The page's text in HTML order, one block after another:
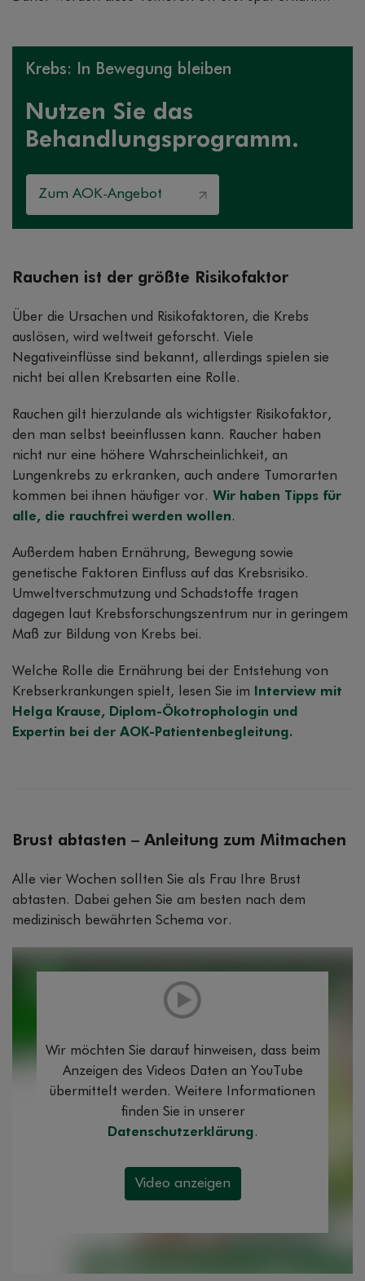
Krebs: In Bewegung bleiben
Nutzen Sie das
Behandlungsprogramm.
Zum AOK-Angebot
Rauchen ist der größte Risikofaktor
Über die Ursachen und Risikofaktoren, die Krebs
auslösen, wird weltweit geforscht. Viele
Negativeinflüsse sind bekannt, allerdings spielen sie
nicht bei allen Krebsarten eine Rolle.
Rauchen gilt hierzulande als wichtigster Risikofaktor,
den man selbst beeinflussen kann. Raucher haben
nicht nur eine höhere Wahrscheinlichkeit, an
Lungenkrebs zu erkranken, auch andere Tumorarten
kommen bei ihnen häufiger vor. Wir haben Tipps für
alle, die rauchfrei werden wollen.
Außerdem haben Ernährung, Bewegung sowie
genetische Faktoren Einfluss auf das Krebsrisiko.
Umweltverschmutzung und Schadstoffe tragen
dagegen laut Krebsforschungszentrum nur in geringem
Maß zur Bildung von Krebs bei.
Welche Rolle die Ernährung bei der Entstehung von
Krebserkrankungen spielt, lesen Sie im
Interview mit
Helga Krause, Diplom-Ökotrophologin und
Expertin bei der AOK-Patientenbegleitung.
Brust abtasten – Anleitung zum Mitmachen
Alle vier Wochen sollten Sie als Frau Ihre Brust
abtasten. Dabei gehen Sie am besten nach dem
medizinisch bewährten Schema vor.
Wir möchten Sie darauf hinweisen, dass beim
Anzeigen des Videos Daten an YouTube
übermittelt werden. Weitere Informationen
finden Sie in unserer
Datenschutzerklärung.